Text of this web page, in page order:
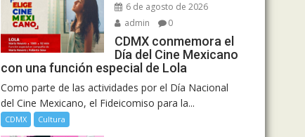
6 de agosto de 2026
admin
0
CDMX conmemora el
Día del Cine Mexicano
con una función especial de Lola
Como parte de las actividades por el Día Nacional
del Cine Mexicano, el Fideicomiso para la...
CDMX Cultura